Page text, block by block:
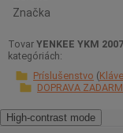
Značka
Tovar YENKEE YKM
kategóriách:
Príslušenstvo
DOPRAVA
High-contrast mode